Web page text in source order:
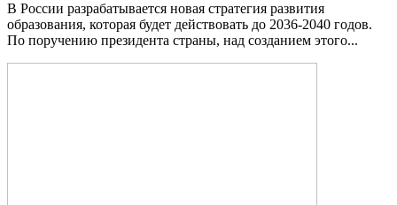
В России разрабатывается новая стратегия развития
образования, которая будет действовать до 2036-2040 годов.
По поручению президента страны, над созданием этого...